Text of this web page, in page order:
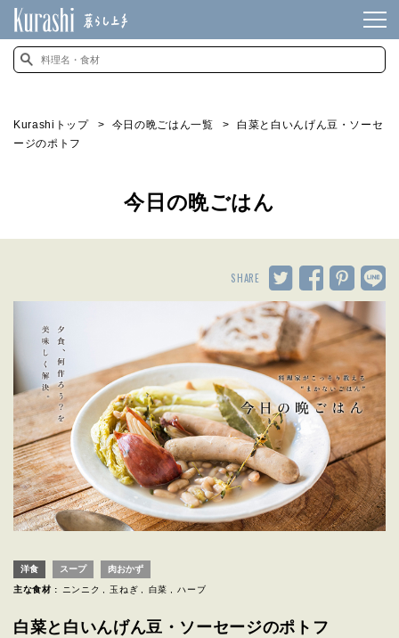
Kurashiトップ 今日の晩ごはん一覧
白菜と白いんげん豆・ソーセ
ージのポトフ
今日の晩ごはん
SHARE
洋食 スープ 肉おかず
主な食材 : ニンニク 玉ねぎ 白菜 ハーブ
白菜と白いんげん豆・ソーセージのポトフ